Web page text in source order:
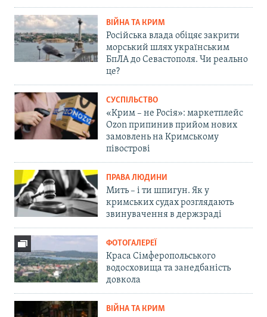
ВІЙНА ТА КРИМ
Російська влада обіцяє закрити
морський шлях українським
БпЛА до Севастополя. Чи реально
це?
СУСПІЛЬСТВО
«Крим – не Росія»: маркетплейс
Ozon припинив прийом нових
замовлень на Кримському
півострові
ПРАВА ЛЮДИНИ
Мить – і ти шпигун. Як у
кримських судах розглядають
звинувачення в держзраді
ФОТОГАЛЕРЕЇ
Краса Сімферопольського
водосховища та занедбаність
довкола
ВІЙНА ТА КРИМ